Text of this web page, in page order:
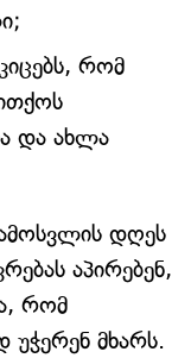
რომ
და ახლა
დღეს
აპირებენ,
რომ
უჭერენ მხარს.